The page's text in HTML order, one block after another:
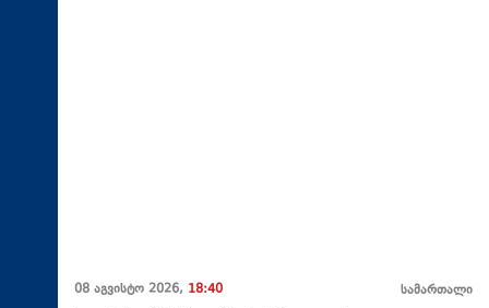
08 აგვისტო 2026, 18:40 სამართალი